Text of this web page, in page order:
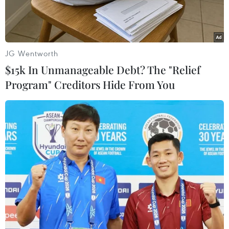
giải phápchấn chỉnh, hoàn thiện, tái cấu trúc
lĩnh vực đầu tư công trong một vài nămtới.”
Theo Bộ Kế hoạch và Đầu tư, trong giai đoạn
đồng, chiếm 23% tổng vốn đầu tư toàn xã hội.
Giai đoạn2006-2010 đầu tư công của Việt Nam
tăng lên 739.000 tỷ đồng, chiếm trên 24%
tổngvốn đầu tư toàn xã hội.
Đầu tư công cao là nguyên nhân chính khiến nợ
công của Việt Nam có xuhướng tăng. Theo thống
kê, năm 2010 là 56,7% GDP và dự kiến năm
2011 sẽ tăng lênthành 58,7% GDP.
Số liệu của Bộ Tài chính cho thấy, nợ nước ngoài
JG Wentworth
$15k In Unmanageable Debt? The "Relief
Program" Creditors Hide From You